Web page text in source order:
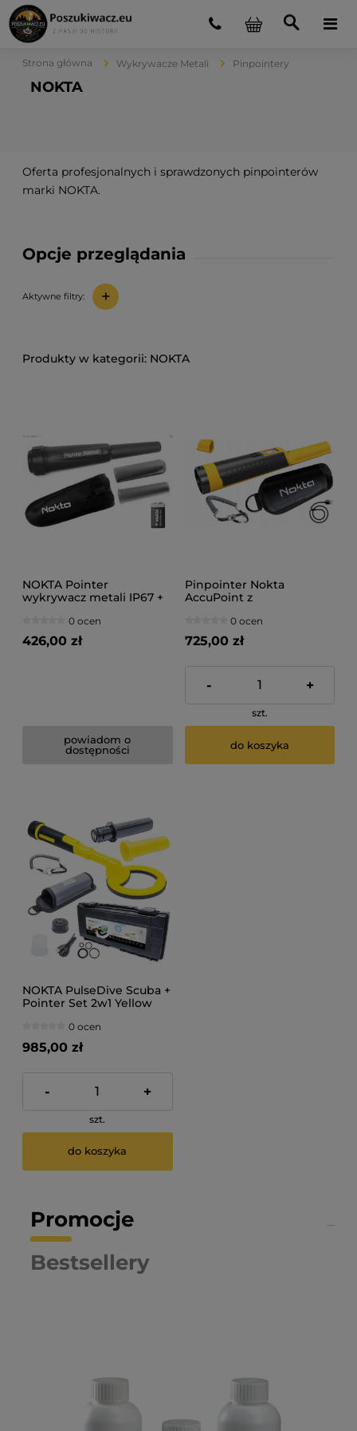
Strona główna Wykrywacze Metali Pinpointery
NOKTA
Opcje przeglądania
Aktywne filtry: +
Oferta profesjonalnych i sprawdzonych pinpointerów
marki NOKTA.
NOKTA
NOKTA Pointer
wykrywacz metali IP67 +
0 ocen
426,00 zł
powiadom o
dostępności
Pinpointer Nokta
AccuPoint z
dyskryminacją
0 ocen
725,00 zł
- +
szt.
do koszyka
NOKTA PulseDive Scuba +
Pointer Set 2w1 Yellow
wykrywacz metali
0 ocen
985,00 zł
- +
szt.
do koszyka
Promocje
Bestsellery